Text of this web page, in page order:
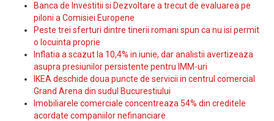
Banca de Investitii si Dezvoltare a trecut de evaluarea pe
piloni a Comisiei Europene
Peste trei sferturi dintre tinerii romani spun ca nu isi permit
o locuinta proprie
Inflatia a scazut la 10,4% in iunie, dar analistii avertizeaza
asupra presiunilor persistente pentru IMM-uri
IKEA deschide doua puncte de servicii in centrul comercial
Grand Arena din sudul Bucurestiului
Imobiliarele comerciale concentreaza 54% din creditele
acordate companiilor nefinanciare